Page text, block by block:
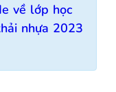
về lớp học
nhựa 2023